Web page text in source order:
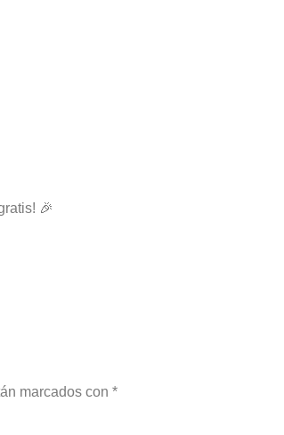
🎉
marcados con *